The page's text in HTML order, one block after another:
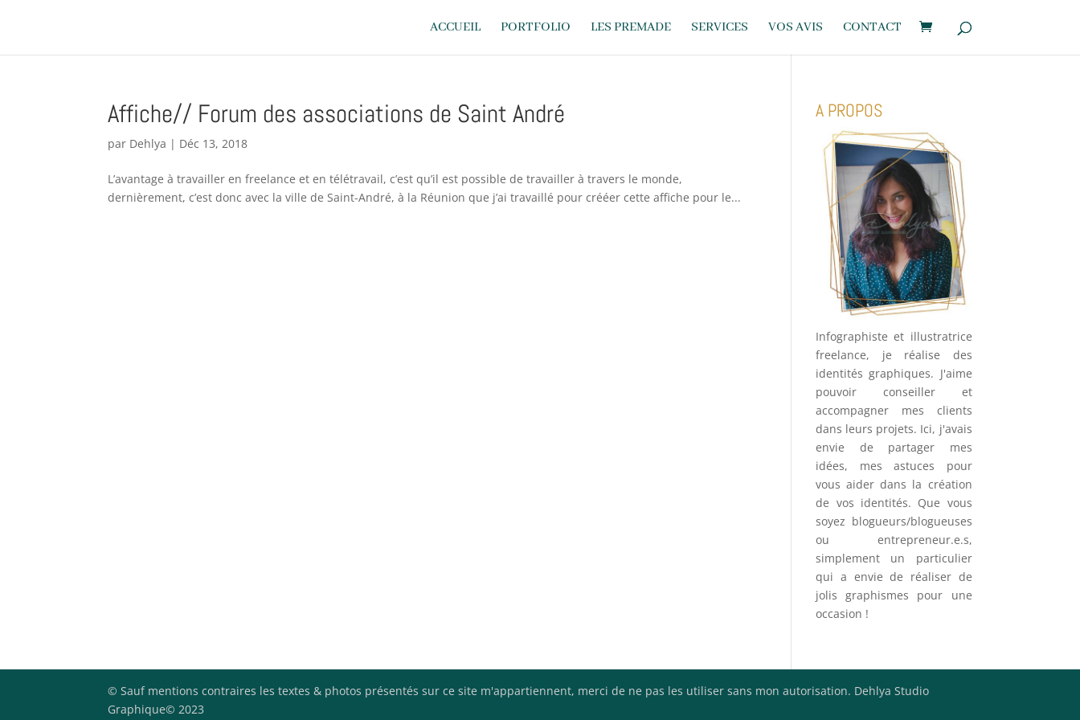
ACCUEIL PORTFOLIO LES PREMADE SERVICES VOS AVIS CONTACT
Affiche// Forum des associations de Saint André
par Dehlya | Déc 13, 2018
L’avantage à travailler en freelance et en télétravail, c’est qu’il est possible de travailler à travers le monde,
dernièrement, c’est donc avec la ville de Saint-André, à la Réunion que j’ai travaillé pour crééer cette affiche pour le...
A PROPOS
Infographiste et illustratrice
freelance, je réalise des
identités graphiques. J'aime
pouvoir conseiller et
accompagner mes clients
dans leurs projets. Ici, j'avais
envie de partager mes
idées, mes astuces pour
vous aider dans la création
de vos identités. Que vous
soyez blogueurs/blogueuses
ou entrepreneur.e.s,
simplement un particulier
qui a envie de réaliser de
jolis graphismes pour une
occasion !
© Sauf mentions contraires les textes & photos présentés sur ce site m'appartiennent, merci de ne pas les utiliser sans mon autorisation. Dehlya Studio
Graphique© 2023